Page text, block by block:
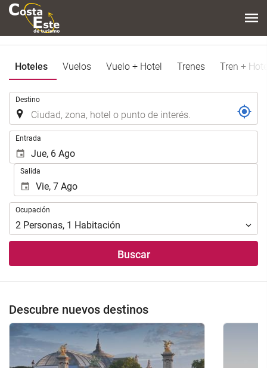
Hoteles Vuelos Vuelo + Hotel Trenes Tren +
Destino
Entrada
Salida
Ocupación
Ocupación
2 Personas, 1 Habitación
Buscar
Descubre nuevos destinos